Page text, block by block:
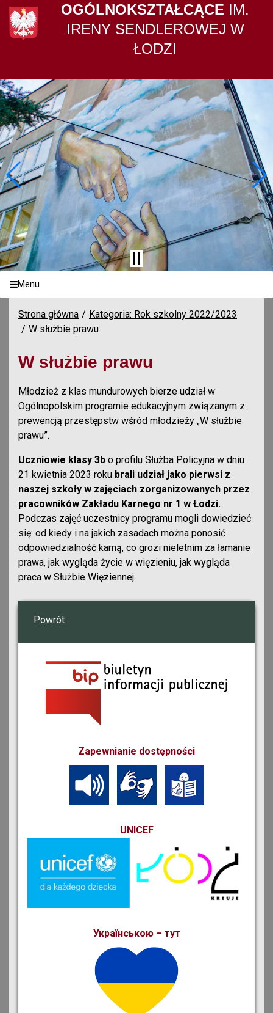
OGÓLNOKSZTAŁCĄCE IM.
IRENY SENDLEROWEJ W
ŁODZI
Menu
Strona główna
Kategoria: Rok szkolny 2022/2023
W służbie prawu
W służbie prawu
Młodzież z klas mundurowych bierze udział w
Ogólnopolskim programie edukacyjnym związanym z
prewencją przestępstw wśród młodzieży „W służbie
prawu”.
Uczniowie klasy 3b o profilu Służba Policyjna w dniu
21 kwietnia 2023 roku brali udział jako pierwsi z
naszej szkoły w zajęciach zorganizowanych przez
pracowników Zakładu Karnego nr 1 w Łodzi.
Podczas zajęć uczestnicy programu mogli dowiedzieć
się: od kiedy i na jakich zasadach można ponosić
odpowiedzialność karną, co grozi nieletnim za łamanie
prawa, jak wygląda życie w więzieniu, jak wygląda
praca w Służbie Więziennej.
Powrót
Zapewnianie dostępności
UNICEF
Українською – тут